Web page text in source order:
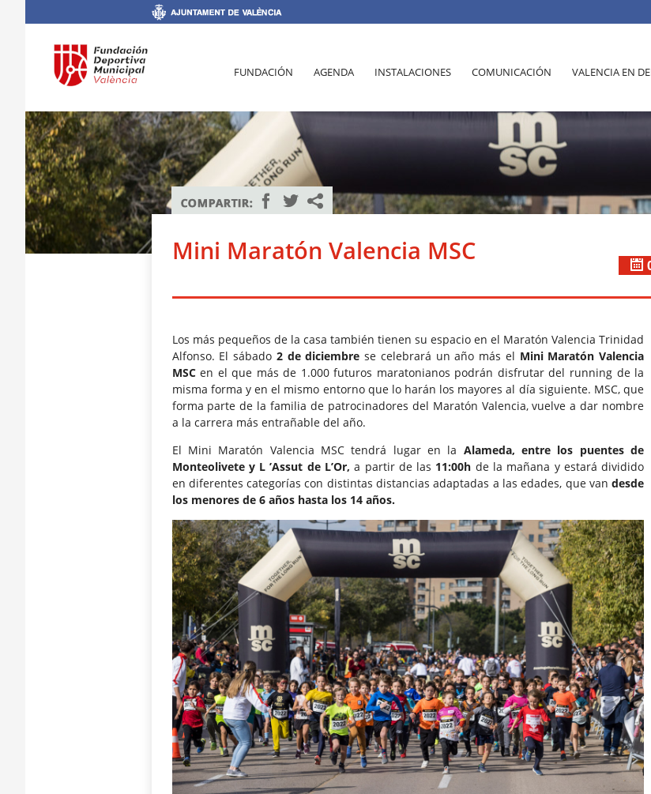
FUNDACIÓN AGENDA INSTALACIONES COMUNICACIÓN VALENCIA EN
Mini Maratón Valencia MSC
Los más pequeños de la casa también tienen su espacio en el Maratón Valencia Trinidad
Alfonso. El sábado 2 de diciembre se celebrará un año más el Mini Maratón Valencia
MSCen el que más de 1.000 futuros maratonianos podrán disfrutar del running de la
misma forma y en el mismo entorno que lo harán los mayores al día siguiente. MSC, que
forma parte de la familia de patrocinadores del Maratón Valencia, vuelve a dar nombre
a la carrera más entrañable del año.
El Mini Maratón Valencia MSC tendrá lugar en la Alameda, entre los puentes de
Monteolivete y L ’Assut de L’Or, a partir de las 11:00h de la mañana y estará dividido
en diferentes categorías con distintas distancias adaptadas a las edades, que vandesde
los menores de 6 años hasta los 14 años.